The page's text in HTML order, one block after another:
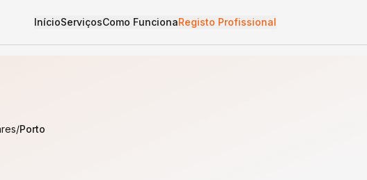
InícioServiçosComo FuncionaRegisto Profissional
/Porto